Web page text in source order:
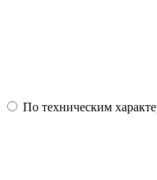
По техническим